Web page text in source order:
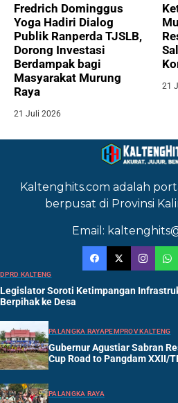
Fredrich Dominggus
Yoga Hadiri Dialog
Publik Ranperda TJSLB,
Dorong Investasi
Berdampak bagi
Masyarakat Murung
Raya
21 Juli 2026
21
Kaltenghits.com adalah
berpusat di Provinsi
Email:
DPRD KALTENG
Legislator Soroti Ketimpangan
Berpihak ke Desa
PALANGKA RAYAPEMPROV KALTENG
Gubernur Agustiar Sabran
Cup Road to Pangdam XXII/
PALANGKA RAYA